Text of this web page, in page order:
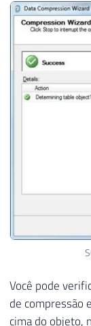
Você pode
de compressão
cima do objeto,